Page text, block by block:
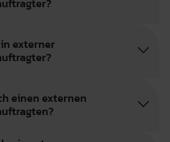
externer
einen externen